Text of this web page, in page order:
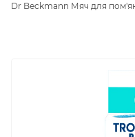
Dr Beckmann Мяч для